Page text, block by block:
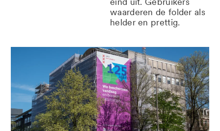
waarderen de folder als
helder en prettig.